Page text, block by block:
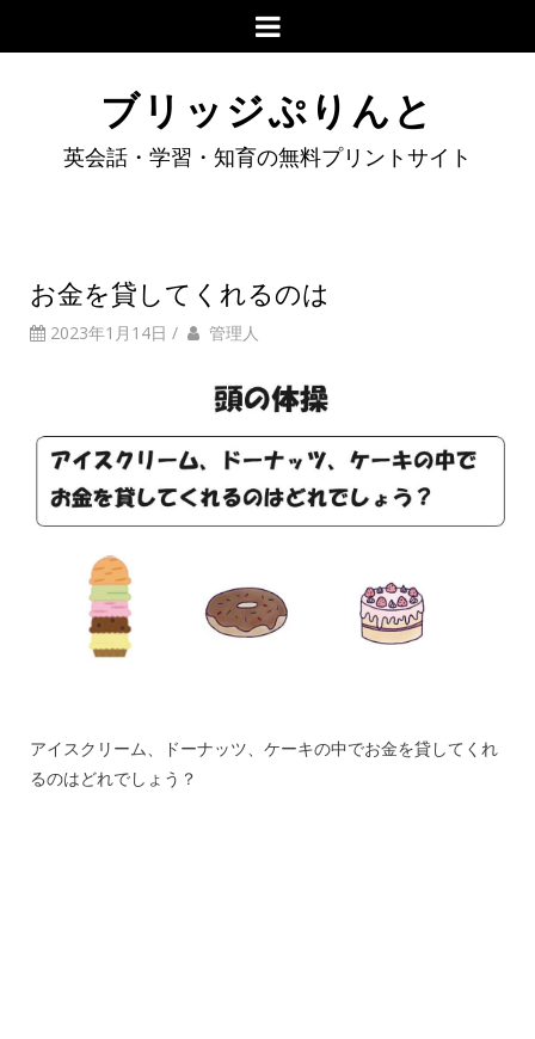
ブリッジぷりんと
英会話・学習・知育の無料プリントサイト
お金を貸してくれるのは
2023年1月14日 / 管理人
アイスクリーム、ドーナッツ、ケーキの中でお金を貸してくれ
るのはどれでしょう？